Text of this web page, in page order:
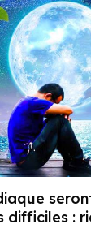
difficiles :